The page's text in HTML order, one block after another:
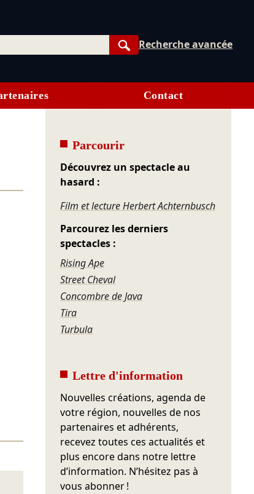
Rechercher
Recherche avancée
Contact
Parcourir
Découvrez un spectacle au
hasard :
Film et lecture Herbert Achternbusch
Parcourez les derniers
spectacles :
Rising Ape
Street Cheval
Concombre de Java
Tira
Turbula
Lettre d'information
Nouvelles créations, agenda de
votre région, nouvelles de nos
partenaires et adhérents,
recevez toutes ces actualités et
plus encore dans notre lettre
d’information. N’hésitez pas à
vous abonner !